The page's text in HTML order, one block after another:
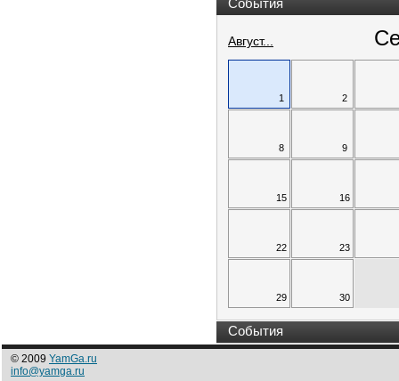
События
Август...
1 2
8 9
15 16
22 23
29 30
События
© 2009 YamGa.ru
info@yamga.ru